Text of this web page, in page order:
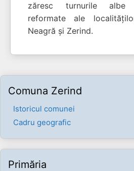
zăresc turnurile albe
reformate ale
Neagră şi Zerind.
Comuna Zerind
Istoricul comunei
Cadru geografic
Primăria